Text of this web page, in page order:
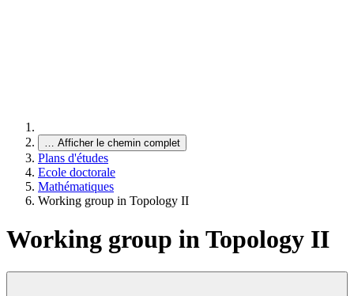
… Afficher le chemin complet
Plans d'études
Ecole doctorale
Mathématiques
Working group in Topology II
Working group in Topology II